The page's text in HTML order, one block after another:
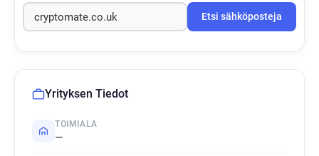
Etsi sähköposteja
Yrityksen Tiedot
TOIMIALA
—